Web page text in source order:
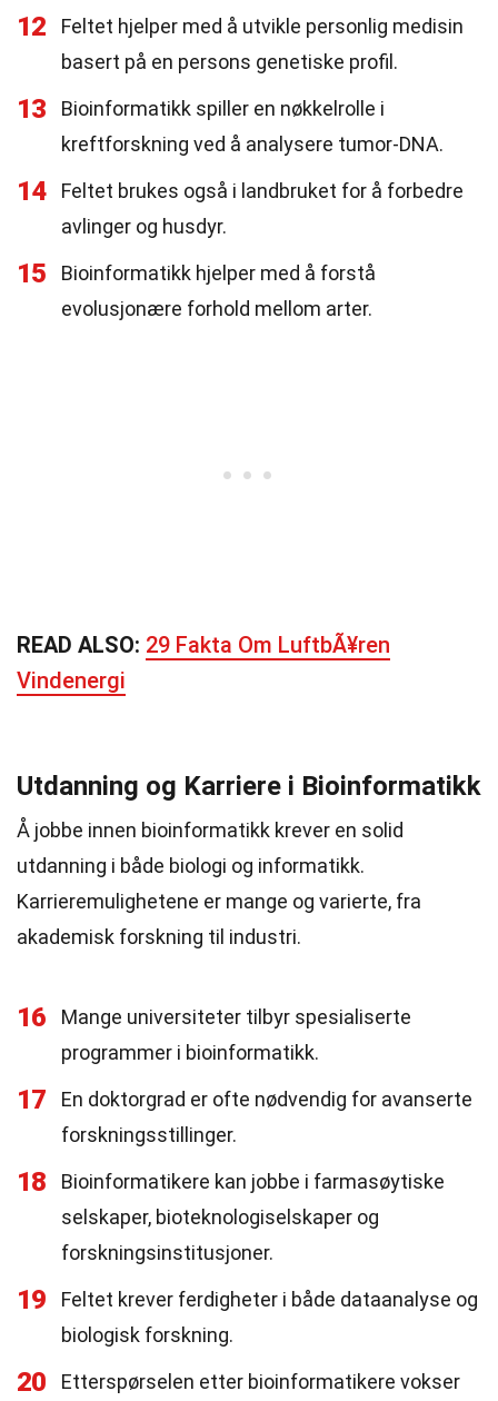
12
Feltet hjelper med å utvikle personlig medisin
basert på en persons genetiske profil.
13
Bioinformatikk spiller en nøkkelrolle i
kreftforskning ved å analysere tumor-DNA.
14
Feltet brukes også i landbruket for å forbedre
avlinger og husdyr.
15
Bioinformatikk hjelper med å forstå
evolusjonære forhold mellom arter.
READ ALSO: 29 Fakta Om LuftbÃ¥ren
Vindenergi
Utdanning og Karriere i Bioinformatikk
Å jobbe innen bioinformatikk krever en solid
utdanning i både biologi og informatikk.
Karrieremulighetene er mange og varierte, fra
akademisk forskning til industri.
16
Mange universiteter tilbyr spesialiserte
programmer i bioinformatikk.
17
En doktorgrad er ofte nødvendig for avanserte
forskningsstillinger.
18
Bioinformatikere kan jobbe i farmasøytiske
selskaper, bioteknologiselskaper og
forskningsinstitusjoner.
19
Feltet krever ferdigheter i både dataanalyse og
biologisk forskning.
20
Etterspørselen etter bioinformatikere vokser